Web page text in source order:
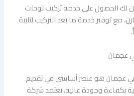
لك الحصول على خدمة تركيب لوحات
مع توفير خدمة ما بعد التركيب لتلبية
عجمان
عجمان هو عنصر أساسي في تقديم
بكفاءة وجودة عالية. تعتمد شركة